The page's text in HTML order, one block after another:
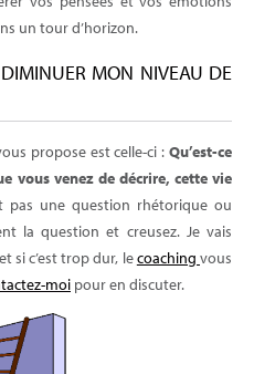
un tour d’horizon.
MON NIVEAU DE
propose est celle-ci : Qu’est-ce
vous venez de décrire, cette vie
pas une question rhétorique ou
la question et creusez. Je vais
si c’est trop dur, lecoachingvous
moi pour en discuter.